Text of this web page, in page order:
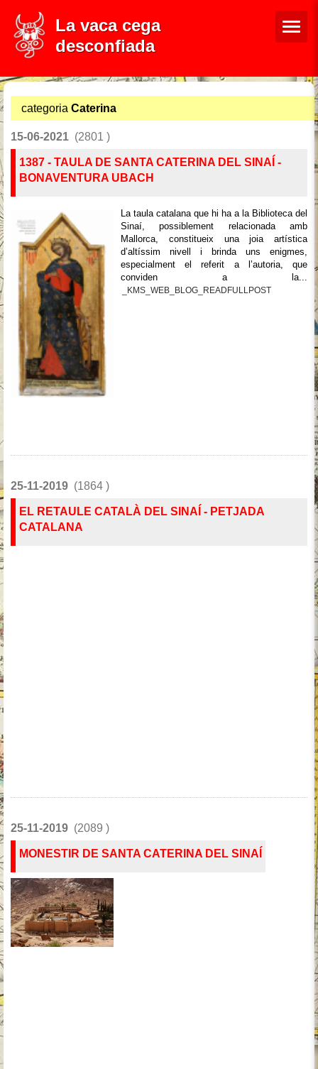
La vaca cega
desconfiada
categoria Caterina
15-06-2021 (2801 )
1387 - TAULA DE SANTA CATERINA DEL SINAÍ -
BONAVENTURA UBACH
La taula catalana que hi ha a la Biblioteca del
Sinaí, possiblement relacionada amb
Mallorca, constitueix una joia artística
d’altíssim nivell i brinda uns enigmes,
especialment el referit a l’autoria, que
conviden a la...
_KMS_WEB_BLOG_READFULLPOST
25-11-2019 (1864 )
EL RETAULE CATALÀ DEL SINAÍ - PETJADA
CATALANA
25-11-2019 (2089 )
MONESTIR DE SANTA CATERINA DEL SINAÍ